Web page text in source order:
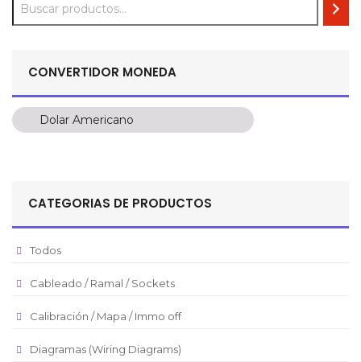
CONVERTIDOR MONEDA
Dolar Americano
Dolar Americano
Pesos Mexicanos
Euro
Real Brasilero
CATEGORIAS DE PRODUCTOS
Todos
Cableado / Ramal / Sockets
Calibración / Mapa / Immo off
Diagramas (Wiring Diagrams)